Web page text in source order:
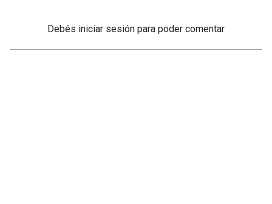
Debés iniciar sesión para poder comentar